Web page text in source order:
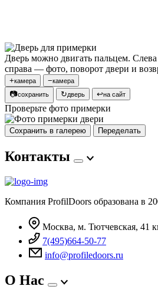
Дверь можно двигать пальцем.
справа — фото, поворот двери и
+камера −камера
📷сохранить ↻дверь ↩на сайт
Проверьте фото примерки
Сохранить в галерею Переделать
Контакты
Компания ProfilDoors образована в
Москва, м. Тютчевская,
7(495)664-50-77
info@profiledoors.ru
О Нас